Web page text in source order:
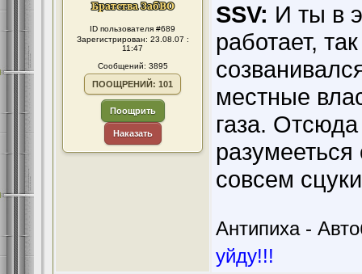
ID пользователя #689
Зарегистрирован: 23.08.07 :
11:47
Сообщений: 3895
ПООЩРЕНИЙ: 101
Поощрить
Наказать
SSV: И ты в
работает,
местные
газа. Отсюда
совсем
Антипиха -
уйду!!!